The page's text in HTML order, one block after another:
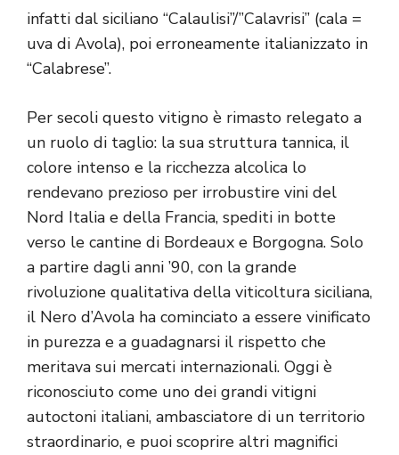
infatti dal siciliano “Calaulisi”/”Calavrisi” (cala =
uva di Avola), poi erroneamente italianizzato in
“Calabrese”.
Per secoli questo vitigno è rimasto relegato a
un ruolo di taglio: la sua struttura tannica, il
colore intenso e la ricchezza alcolica lo
rendevano prezioso per irrobustire vini del
Nord Italia e della Francia, spediti in botte
verso le cantine di Bordeaux e Borgogna. Solo
a partire dagli anni ’90, con la grande
rivoluzione qualitativa della viticoltura siciliana,
il Nero d’Avola ha cominciato a essere vinificato
in purezza e a guadagnarsi il rispetto che
meritava sui mercati internazionali. Oggi è
riconosciuto come uno dei grandi vitigni
autoctoni italiani, ambasciatore di un territorio
straordinario, e puoi scoprire altri magnifici